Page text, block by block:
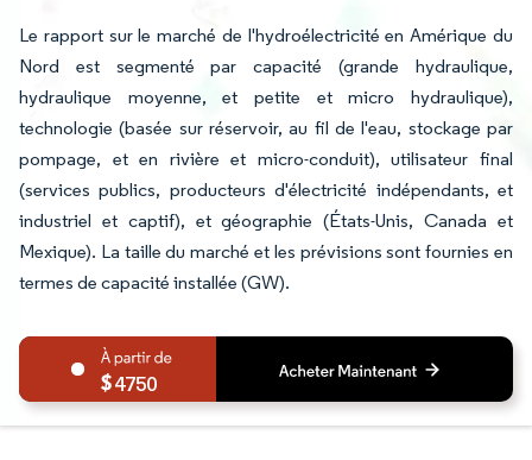
Le rapport sur le marché de l'hydroélectricité en Amérique du
Nord est segmenté par capacité (grande hydraulique,
hydraulique moyenne, et petite et micro hydraulique),
technologie (basée sur réservoir, au fil de l'eau, stockage par
pompage, et en rivière et micro-conduit), utilisateur final
(services publics, producteurs d'électricité indépendants, et
industriel et captif), et géographie (États-Unis, Canada et
Mexique). La taille du marché et les prévisions sont fournies en
termes de capacité installée (GW).
4750